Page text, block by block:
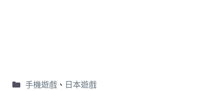
手機遊戲、 日本遊戲